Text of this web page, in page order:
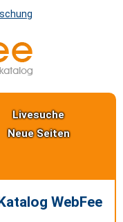
Livesuche
Neue Seiten
WebFee